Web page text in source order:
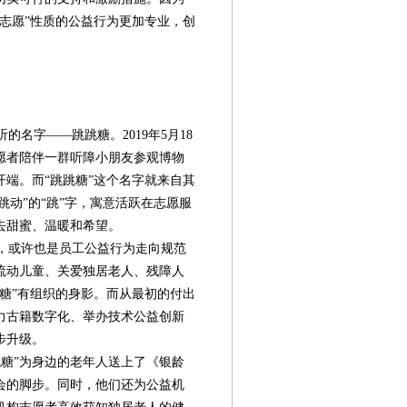
愿”性质的公益行为更加专业，创
名字——跳跳糖。2019年5月18
者陪伴一群听障小朋友参观博物
。而“跳跳糖”这个名字就来自其
动”的“跳”字，寓意活跃在志愿服
蜜、温暖和希望。
许也是员工公益行为走向规范
儿童、关爱独居老人、残障人
”有组织的身影。而从最初的付出
古籍数字化、举办技术公益创新
级。
”为身边的老年人送上了《银龄
的脚步。同时，他们还为公益机